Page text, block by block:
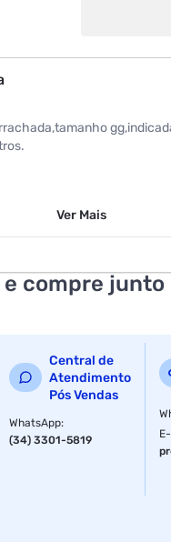
Ver Mais
compre junto
Central de
Atendimento
Pós Vendas
WhatsApp:
(34) 3301-5819